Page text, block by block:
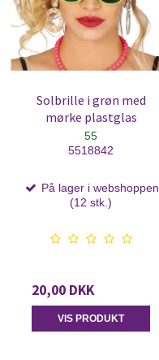
Solbrille i grøn med
mørke plastglas
55
5518842
På lager i webshoppen
(12 stk.)
20,00 DKK
VIS PRODUKT